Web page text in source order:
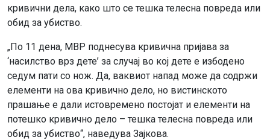
кривични дела, како што се тешка телесна повреда или
обид за убиство.
„По 11 дена, МВР поднесува кривична пријава за
‘насилство врз дете’ за случај во кој дете е избодено
седум пати со нож. Да, ваквиот напад може да содржи
елементи на ова кривично дело, но вистинското
прашање е дали истовремено постојат и елементи на
потешко кривично дело – тешка телесна повреда или
обид за убиство“, наведува Зајкова.